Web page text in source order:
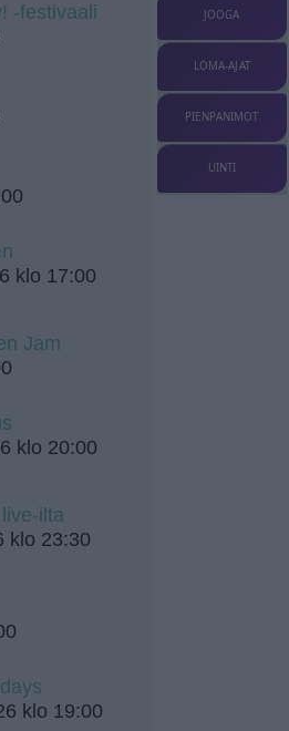
-festivaali
klo 17:00
Jam
klo 20:00
ilta
klo 23:30
klo 19:00
JOOGA
LOMA-AJAT
PIENPANIMOT
UINTI